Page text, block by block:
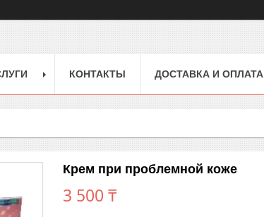
КОНТАКТЫ ДОСТАВКА И ОПЛАТА
Крем при проблемной коже
3 500 ₸